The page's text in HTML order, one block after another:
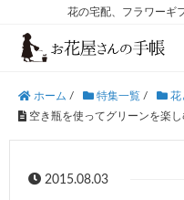
花の宅配、フラワーギ
ホーム / 特集一覧 / 花
空き瓶を使ってグリーンを楽し
2015.08.03